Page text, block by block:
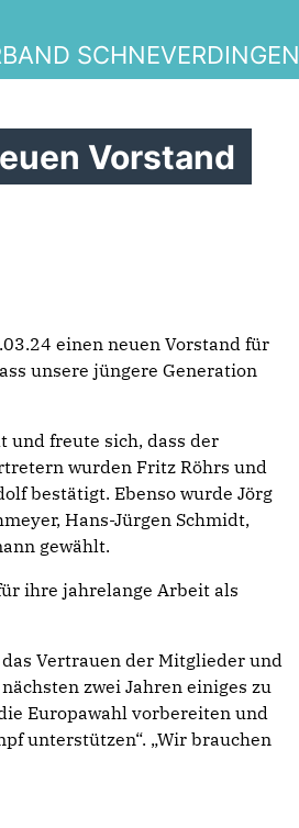
SCHNEVERDINGEN
Vorstand
einen neuen Vorstand für
unsere jüngere Generation
und freute sich, dass der
wurden Fritz Röhrs und
bestätigt. Ebenso wurde Jörg
Hans-Jürgen Schmidt,
gewählt.
ihre jahrelange Arbeit als
Vertrauen der Mitglieder und
zwei Jahren einiges zu
Europawahl vorbereiten und
unterstützen“. „Wir brauchen